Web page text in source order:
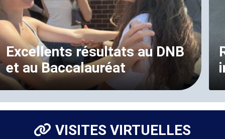
Excellents résultats au DNB
et au Baccalauréat
VISITES VIRTUELLES